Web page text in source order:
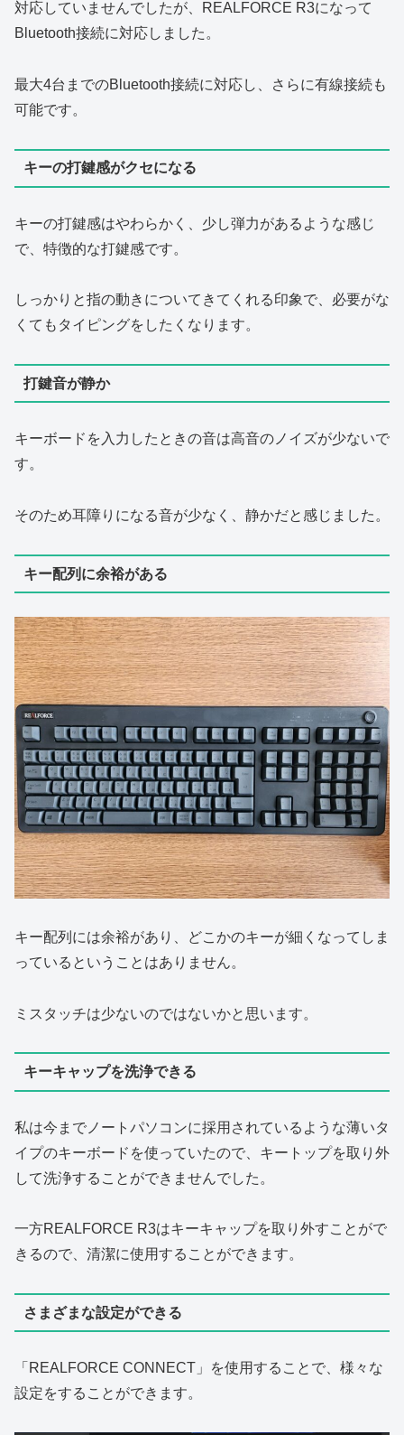
対応していませんでしたが、REALFORCE R3になって
Bluetooth接続に対応しました。
最大4台までのBluetooth接続に対応し、さらに有線接続も
可能です。
キーの打鍵感がクセになる
キーの打鍵感はやわらかく、少し弾力があるような感じ
で、特徴的な打鍵感です。
しっかりと指の動きについてきてくれる印象で、必要がな
くてもタイピングをしたくなります。
打鍵音が静か
キーボードを入力したときの音は高音のノイズが少ないで
す。
そのため耳障りになる音が少なく、静かだと感じました。
キー配列に余裕がある
キー配列には余裕があり、どこかのキーが細くなってしま
っているということはありません。
ミスタッチは少ないのではないかと思います。
キーキャップを洗浄できる
私は今までノートパソコンに採用されているような薄いタ
イプのキーボードを使っていたので、キートップを取り外
して洗浄することができませんでした。
一方REALFORCE R3はキーキャップを取り外すことがで
きるので、清潔に使用することができます。
さまざまな設定ができる
「REALFORCE CONNECT」を使用することで、様々な
設定をすることができます。